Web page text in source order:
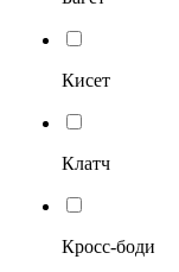
Кисет
Клатч
Кросс-боди